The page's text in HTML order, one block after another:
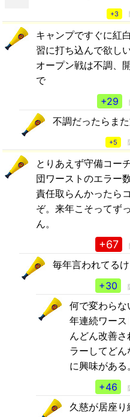
+3
キャンプですぐに紅
習に打ち込んで欲し
オープン戦は不調、
で
+29
不調だったらま
+5
とりあえず守備コー
団ワーストのエラー
責任取らんかったら
ぞ。来年こそってず
ん。
+67
毎年言われてる
+30
何で変わら
年連続ワー
んどん改善
ラーしてど
に興味がある
+46
久慈が居座